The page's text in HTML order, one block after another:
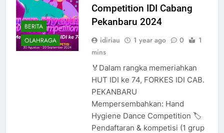
BERITA
OLAHRAGA
Competition IDI Cabang
Pekanbaru 2024
idiriau 1 year ago 0
1
mins
🏅Dalam rangka memeriahkan
HUT IDI ke 74, FORKES IDI CAB.
PEKANBARU
Mempersembahkan: Hand
Hygiene Dance Competition 🏷️
Pendaftaran & kompetisi (1 grup